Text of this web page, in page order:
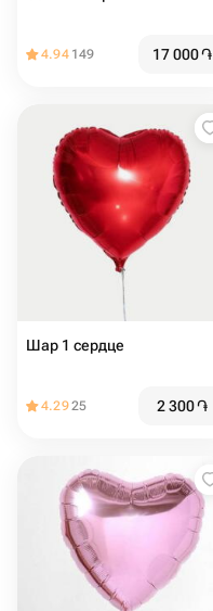
4.94 149 17 000֏
Шар 1 сердце
4.2925 2 300֏